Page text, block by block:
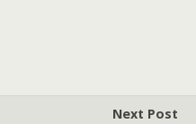
Next Post